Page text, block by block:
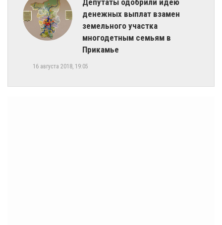
Депутаты одобрили идею
денежных выплат взамен
земельного участка
многодетным семьям в
Прикамье
16 августа 2018, 19:05